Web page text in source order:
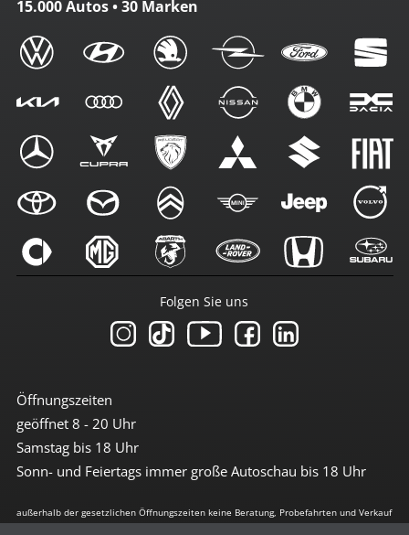
15.000 Autos • 30 Marken
Öffnungszeiten
geöffnet 8 - 20 Uhr
Samstag bis 18 Uhr
Sonn- und Feiertags immer große Autoschau bis 18 Uhr
Folgen Sie uns
außerhalb der gesetzlichen Öffnungszeiten keine Beratung, Probefahrten und Verkauf